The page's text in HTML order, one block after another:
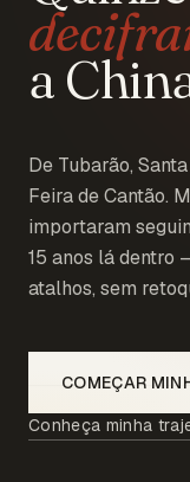
a
De Tubarão,
Feira de Cantão.
importaram
15 anos lá dentro
atalhos, sem
COMEÇAR
Conheça minha